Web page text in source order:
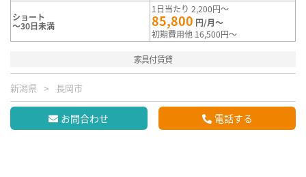
ショート
～30日未満
1日当たり 2,200円～
85,800 円/月～
初期費用他 16,500円～
家具付賃貸
新潟県 長岡市
お問合わせ 電話する